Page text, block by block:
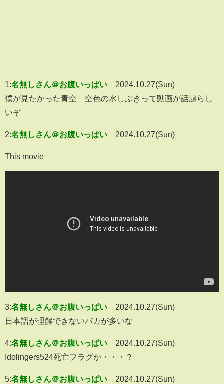
1:名無しさん＠お腹いっぱい
2024.10.27(Sun)
僕が見たかった青空 空色の水しぶきって動画が話題らし
いぞ
2:名無しさん＠お腹いっぱい 2024.10.27(Sun)
This movie
3:名無しさん＠お腹いっぱい
2024.10.27(Sun)
日本語が理解できないバカが多いな
4:名無しさん＠お腹いっぱい
2024.10.27(Sun)
Idolingers524死亡フラグか・・・？
5:名無しさん＠お腹いっぱい
2024.10.27(Sun)